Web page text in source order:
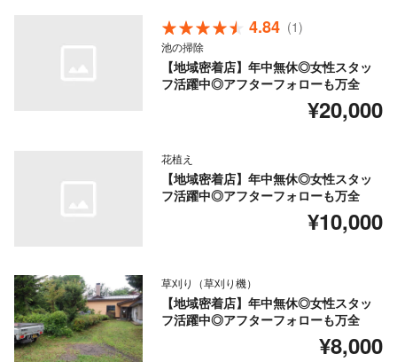
4.84 (1)
池の掃除
【地域密着店】年中無休◎女性スタッ
フ活躍中◎アフターフォローも万全
¥20,000
花植え
【地域密着店】年中無休◎女性スタッ
フ活躍中◎アフターフォローも万全
¥10,000
草刈り（草刈り機）
【地域密着店】年中無休◎女性スタッ
フ活躍中◎アフターフォローも万全
¥8,000